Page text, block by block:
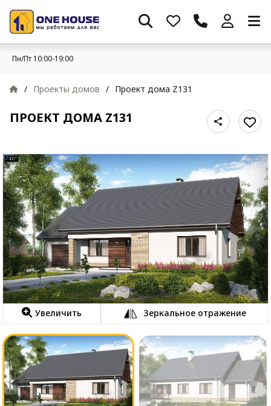
Пн/Пт 10:00-19:00
/ Проекты домов / Проект дома Z131
ПРОЕКТ ДОМА Z131
Увеличить Зеркальное отражение